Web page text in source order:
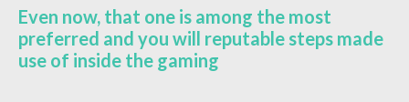
Even now, that one is among the most
preferred and you will reputable steps made
use of inside the gaming